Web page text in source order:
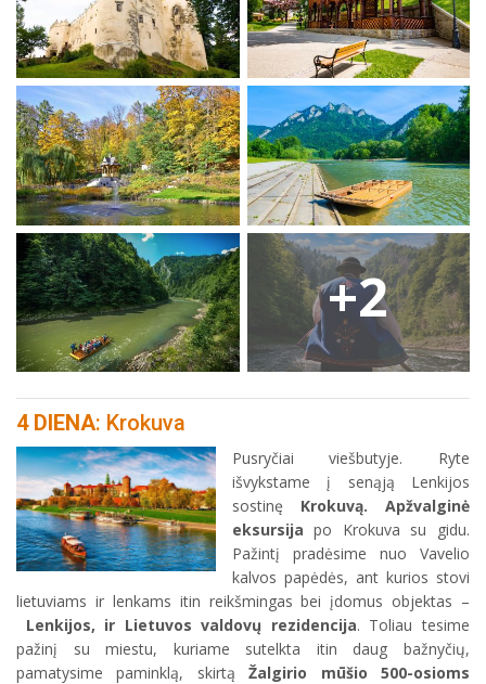
+2
4 DIENA: Krokuva
Pusryčiai viešbutyje. Ryte
išvykstame į senąją Lenkijos
sostinę Krokuvą. Apžvalginė
eksursijapo Krokuva su gidu.
Pažintį pradėsime nuo Vavelio
kalvos papėdės, ant kurios stovi
lietuviams ir lenkams itin reikšmingas bei įdomus objektas –
Lenkijos, ir Lietuvos valdovų rezidencija. Toliau tesime
pažinį su miestu, kuriame sutelkta itin daug bažnyčių,
pamatysime paminklą, skirtąŽalgirio mūšio 500-osioms